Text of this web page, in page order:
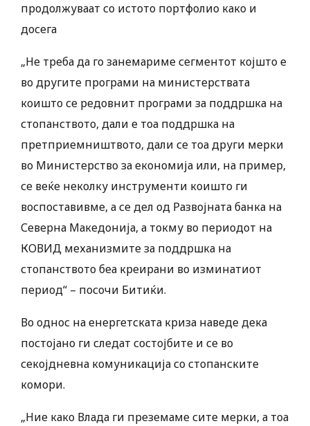
продолжуваат со истото портфолио како и
досега
„Не треба да го занемариме сегментот којшто е
во другите програми на министерствата
коишто се редовнит програми за поддршка на
стопанството, дали е тоа поддршка на
претприемништвото, дали се тоа други мерки
во Министерство за економија или, на пример,
се веќе неколку инструменти коишто ги
воспоставивме, а се дел од Развојната банка на
Северна Македонија, а токму во периодот на
КОВИД механизмите за поддршка на
стопанството беа креирани во изминатиот
период“ – посочи Битиќи.
Во однос на енергетската криза наведе дека
постојано ги следат состојбите и се во
секојдневна комуникација со стопанските
комори.
„Ние како Влада ги преземаме сите мерки, а тоа